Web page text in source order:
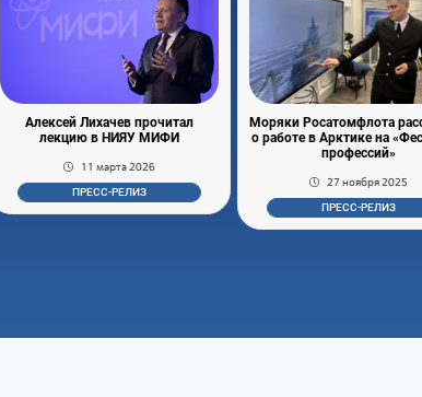
Алексей Лихачев прочитал
лекцию в НИЯУ МИФИ
11 марта 2026
ПРЕСС-РЕЛИЗ
Моряки Росатомфлота
о работе в Арктике на
профессий»
27 ноября 2025
ПРЕСС-РЕЛИЗ